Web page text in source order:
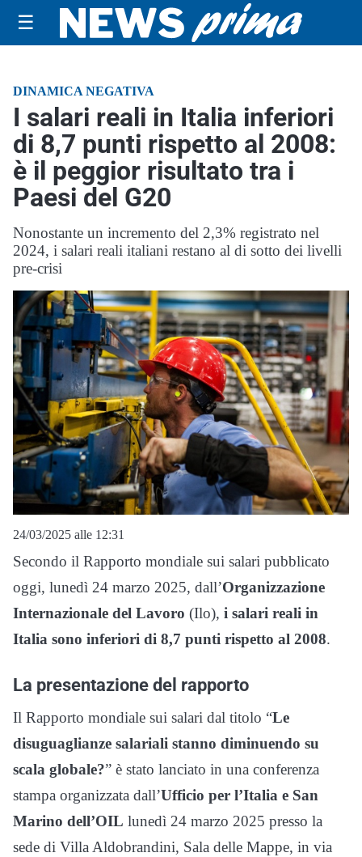
☰
DINAMICA NEGATIVA
I salari reali in Italia inferiori
di 8,7 punti rispetto al 2008:
è il peggior risultato tra i
Paesi del G20
Nonostante un incremento del 2,3% registrato nel
2024, i salari reali italiani restano al di sotto dei livelli
pre-crisi
24/03/2025 alle 12:31
Secondo il Rapporto mondiale sui salari pubblicato
oggi, lunedì 24 marzo 2025, dall’Organizzazione
Internazionale del Lavoro (Ilo), i salari reali in
Italia sono inferiori di 8,7 punti rispetto al 2008.
La presentazione del rapporto
Il Rapporto mondiale sui salari dal titolo “Le
disuguaglianze salariali stanno diminuendo su
scala globale?” è stato lanciato in una conferenza
stampa organizzata dall’Ufficio per l’Italia e San
Marino dell’OIL lunedì 24 marzo 2025 presso la
sede di Villa Aldobrandini, Sala delle Mappe, in via